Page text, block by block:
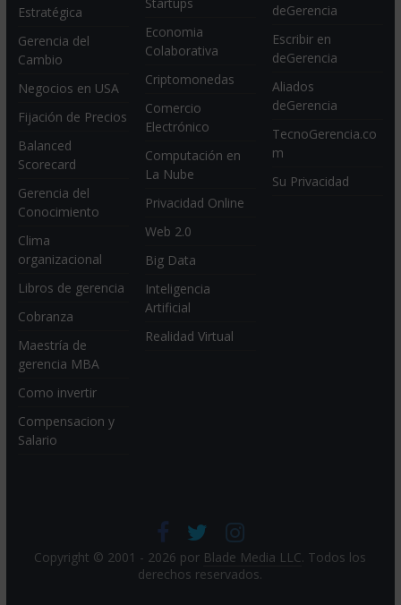
Estratégica
Gerencia del
Cambio
Negocios en USA
Fijación de Precios
Balanced
Scorecard
Gerencia del
Conocimiento
Clima
organizacional
Libros de gerencia
Cobranza
Maestría de
gerencia MBA
Como invertir
Compensacion y
Salario
Economia
Colaborativa
Criptomonedas
Comercio
Electrónico
Computación en
La Nube
Privacidad Online
Web 2.0
Big Data
Inteligencia
Artificial
Realidad Virtual
deGerencia
Escribir en
deGerencia
Aliados
deGerencia
TecnoGerencia.co
m
Su Privacidad
Copyright © 2001 - 2026 por Blade Media LLC. Todos los
derechos reservados.